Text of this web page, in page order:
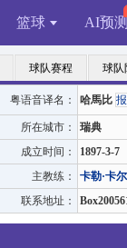
篮球 AI预
球队赛程 球队
粤语音译名： 哈馬比
所在城市：
瑞典
成立时间：
1897-3-7
主教练：
卡勒·卡
联系地址：